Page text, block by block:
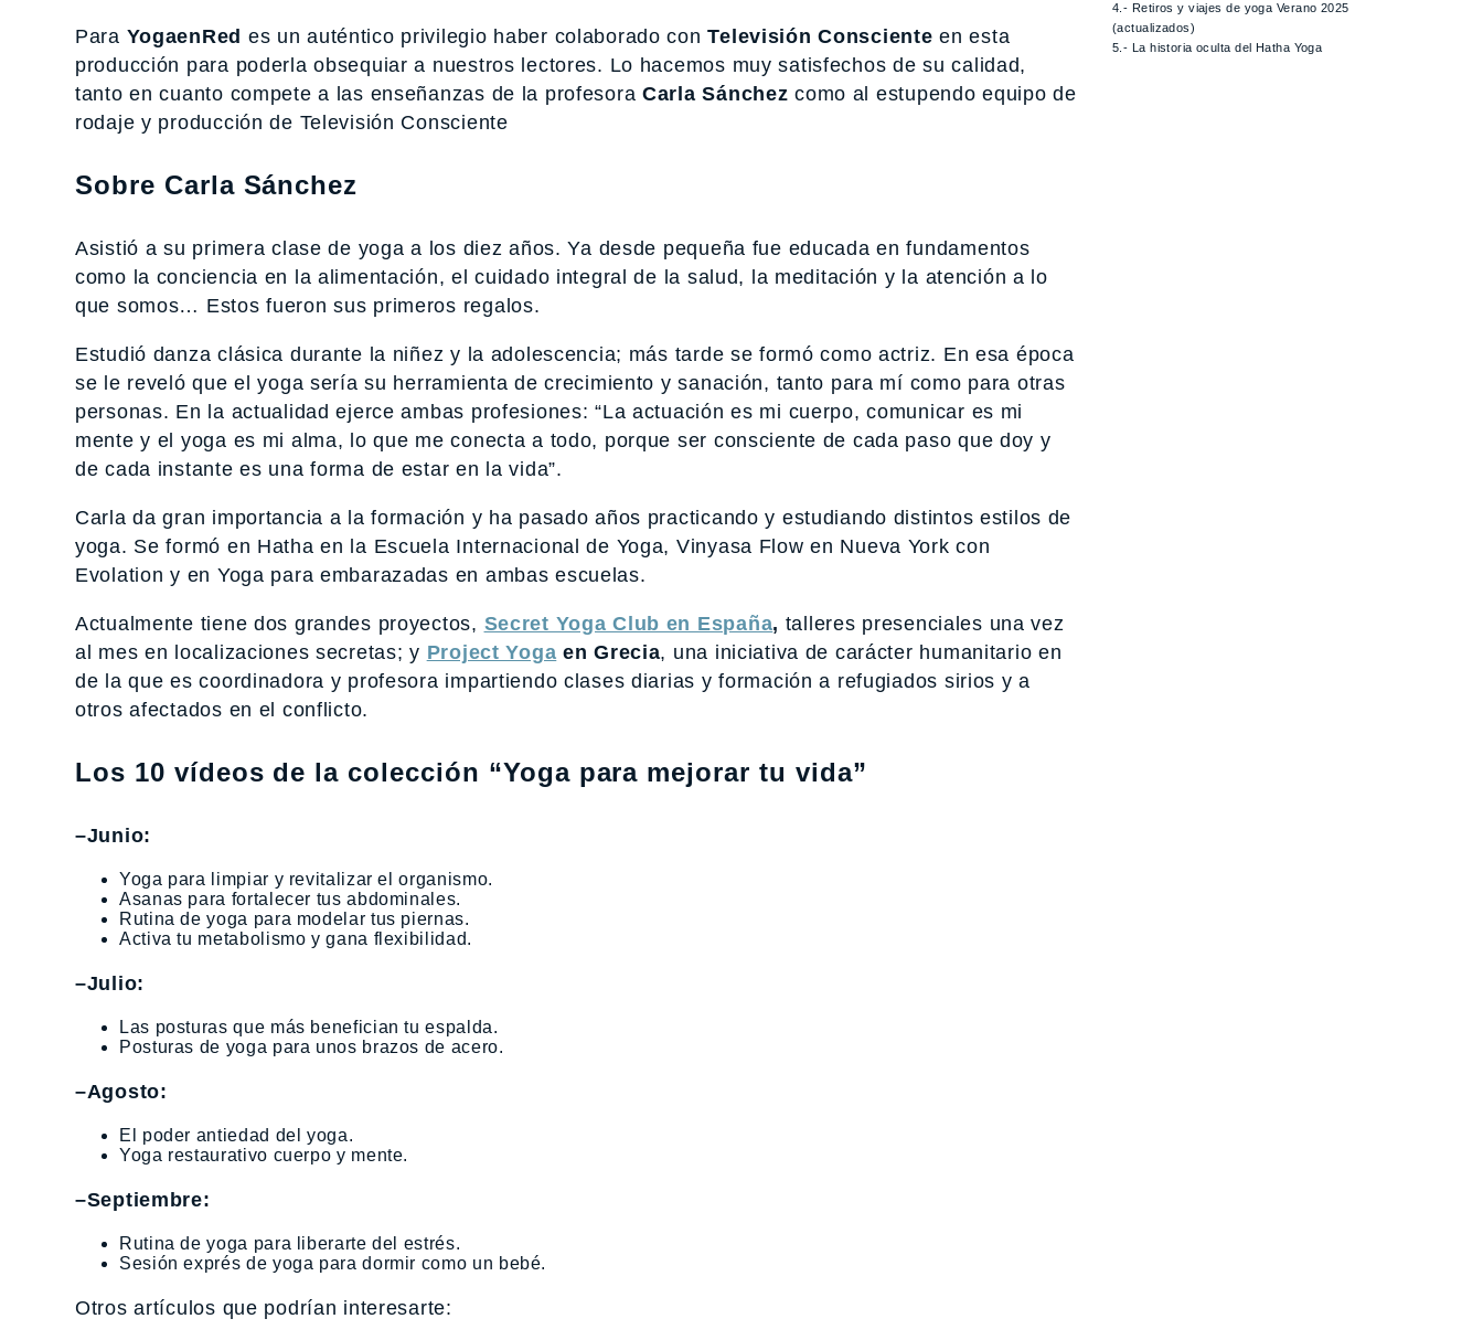
Para YogaenRed es un auténtico privilegio haber colaborado conTelevisión Consciente en esta
producción para poderla obsequiar a nuestros lectores. Lo hacemos muy satisfechos de su calidad,
tanto en cuanto compete a las enseñanzas de la profesoraCarla Sánchez como al estupendo equipo de
rodaje y producción de Televisión Consciente
Sobre Carla Sánchez
Asistió a su primera clase de yoga a los diez años. Ya desde pequeña fue educada en fundamentos
como la conciencia en la alimentación, el cuidado integral de la salud, la meditación y la atención a lo
que somos… Estos fueron sus primeros regalos.
Estudió danza clásica durante la niñez y la adolescencia; más tarde se formó como actriz. En esa época
se le reveló que el yoga sería su herramienta de crecimiento y sanación, tanto para mí como para otras
personas. En la actualidad ejerce ambas profesiones: “La actuación es mi cuerpo, comunicar es mi
mente y el yoga es mi alma, lo que me conecta a todo, porque ser consciente de cada paso que doy y
de cada instante es una forma de estar en la vida”.
Carla da gran importancia a la formación y ha pasado años practicando y estudiando distintos estilos de
yoga. Se formó en Hatha en la Escuela Internacional de Yoga, Vinyasa Flow en Nueva York con
Evolation y en Yoga para embarazadas en ambas escuelas.
Actualmente tiene dos grandes proyectos, Secret Yoga Club en España, talleres presenciales una vez
al mes en localizaciones secretas; y Project Yoga en Grecia, una iniciativa de carácter humanitario en
de la que es coordinadora y profesora impartiendo clases diarias y formación a refugiados sirios y a
otros afectados en el conflicto.
Los 10 vídeos de la colección “Yoga para mejorar tu vida”
–Junio:
Yoga para limpiar y revitalizar el organismo.
Asanas para fortalecer tus abdominales.
Rutina de yoga para modelar tus piernas.
Activa tu metabolismo y gana flexibilidad.
–Julio:
Las posturas que más benefician tu espalda.
Posturas de yoga para unos brazos de acero.
–Agosto:
El poder antiedad del yoga.
Yoga restaurativo cuerpo y mente.
–Septiembre:
Rutina de yoga para liberarte del estrés.
Sesión exprés de yoga para dormir como un bebé.
Otros artículos que podrían interesarte:
4.- Retiros y viajes de yoga Verano 2025
(actualizados)
5.- La historia oculta del Hatha Yoga